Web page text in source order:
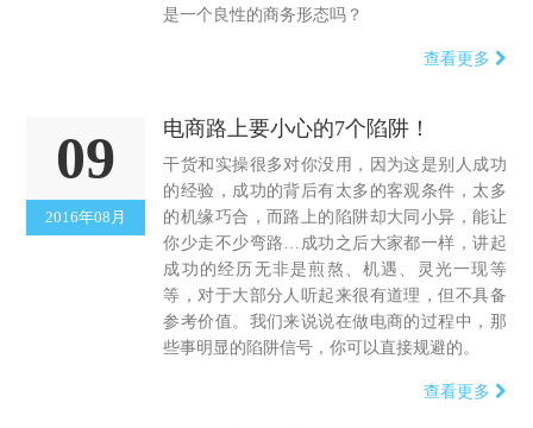
是一个良性的商务形态吗？
查看更多
09
2016年08月
电商路上要小心的7个陷阱！
干货和实操很多对你没用，因为这是别人成功
的经验，成功的背后有太多的客观条件，太多
的机缘巧合，而路上的陷阱却大同小异，能让
你少走不少弯路…成功之后大家都一样，讲起
成功的经历无非是煎熬、机遇、灵光一现等
等，对于大部分人听起来很有道理，但不具备
参考价值。我们来说说在做电商的过程中，那
些事明显的陷阱信号，你可以直接规避的。
查看更多